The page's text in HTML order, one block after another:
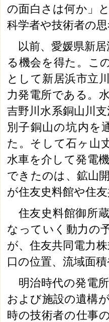
の面白さは何か」
科学者や技術者の
以前、愛媛県新居
る機会を得た。こ
として新居浜市立
力発電所である。
吉野川水系銅山川
別子銅山の坑内を
た。そして石ヶ山
水車を介して発電
できたのは、鉱山
が住友史料館や住
住友史料館御所
なっていく動力の
が、住友共同電力
口の位置、流域面
明治時代の発電
および施設の遺構
時の技術者の仕事